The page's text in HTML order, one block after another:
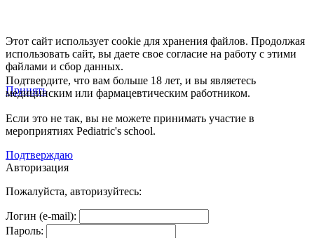
Этот сайт использует cookie для хранения файлов. Продолжая
использовать сайт, вы даете свое согласие на работу с этими
файлами и сбор данных.
Принять
Подтвердите, что вам больше 18 лет, и вы являетесь
медицинским или фармацевтическим работником.
Если это не так, вы не можете принимать участие в
мероприятиях Pediatric's school.
Подтверждаю
Авторизация
Пожалуйста, авторизуйтесь:
Логин (e-mail):
Пароль: